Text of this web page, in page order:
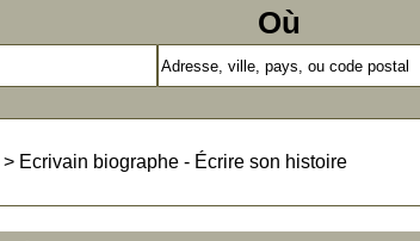
Où
> Ecrivain biographe - Écrire son histoire